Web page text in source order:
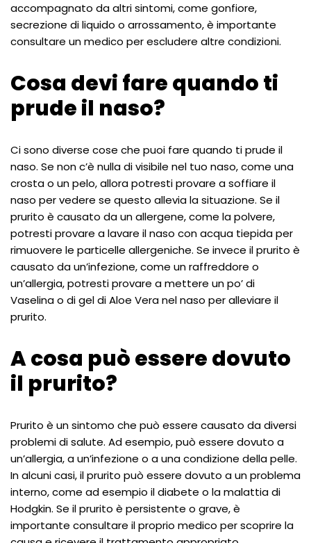
accompagnato da altri sintomi, come gonfiore,
secrezione di liquido o arrossamento, è importante
consultare un medico per escludere altre condizioni.
Cosa devi fare quando ti
prude il naso?
Ci sono diverse cose che puoi fare quando ti prude il
naso. Se non c’è nulla di visibile nel tuo naso, come una
crosta o un pelo, allora potresti provare a soffiare il
naso per vedere se questo allevia la situazione. Se il
prurito è causato da un allergene, come la polvere,
potresti provare a lavare il naso con acqua tiepida per
rimuovere le particelle allergeniche. Se invece il prurito è
causato da un’infezione, come un raffreddore o
un’allergia, potresti provare a mettere un po’ di
Vaselina o di gel di Aloe Vera nel naso per alleviare il
prurito.
A cosa può essere dovuto
il prurito?
Prurito è un sintomo che può essere causato da diversi
problemi di salute. Ad esempio, può essere dovuto a
un’allergia, a un’infezione o a una condizione della pelle.
In alcuni casi, il prurito può essere dovuto a un problema
interno, come ad esempio il diabete o la malattia di
Hodgkin. Se il prurito è persistente o grave, è
importante consultare il proprio medico per scoprire la